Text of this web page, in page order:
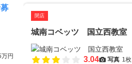
閉店
城南コベッツ 国立西教室
3.04 写真 1枚
円